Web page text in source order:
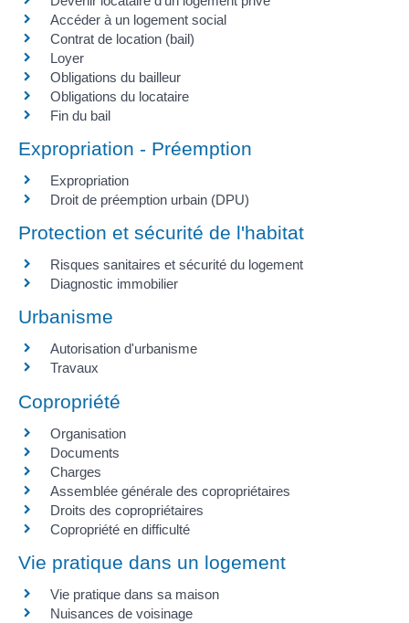
Accéder à un logement social
Contrat de location (bail)
Loyer
Obligations du bailleur
Obligations du locataire
Fin du bail
Expropriation - Préemption
Expropriation
Droit de préemption urbain (DPU)
Protection et sécurité de l'habitat
Risques sanitaires et sécurité du logement
Diagnostic immobilier
Urbanisme
Autorisation d'urbanisme
Travaux
Copropriété
Organisation
Documents
Charges
Assemblée générale des copropriétaires
Droits des copropriétaires
Copropriété en difficulté
Vie pratique dans un logement
Vie pratique dans sa maison
Nuisances de voisinage